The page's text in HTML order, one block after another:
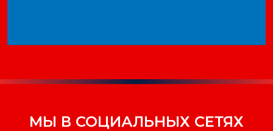
МЫ В СОЦИАЛЬНЫХ СЕТЯХ